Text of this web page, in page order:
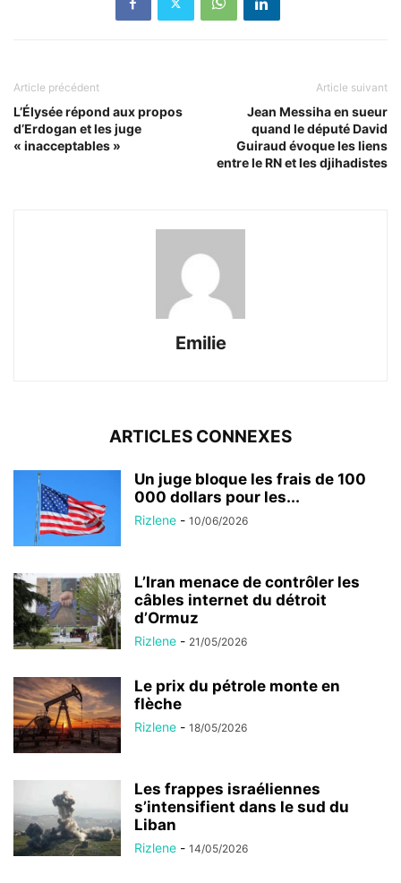
Article précédent
L’Élysée répond aux propos
d’Erdogan et les juge
« inacceptables »
Article suivant
Jean Messiha en sueur
quand le député David
Guiraud évoque les liens
entre le RN et les djihadistes
Emilie
ARTICLES CONNEXES
Un juge bloque les frais de 100
000 dollars pour les...
Rizlene - 10/06/2026
L’Iran menace de contrôler les
câbles internet du détroit
d’Ormuz
Rizlene - 21/05/2026
Le prix du pétrole monte en
flèche
Rizlene - 18/05/2026
Les frappes israéliennes
s’intensifient dans le sud du
Liban
Rizlene - 14/05/2026